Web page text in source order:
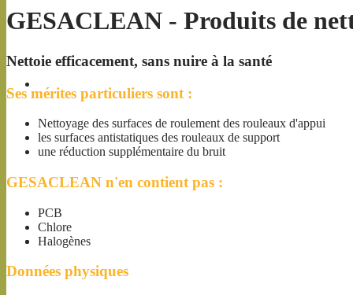
GESACLEAN - Produits de
Nettoie efficacement, sans nuire à la santé
Ses mérites particuliers sont :
Nettoyage des surfaces de roulement des rouleaux d'appui
les surfaces antistatiques des rouleaux de support
une réduction supplémentaire du bruit
GESACLEAN n'en contient pas :
PCB
Chlore
Halogènes
Données physiques